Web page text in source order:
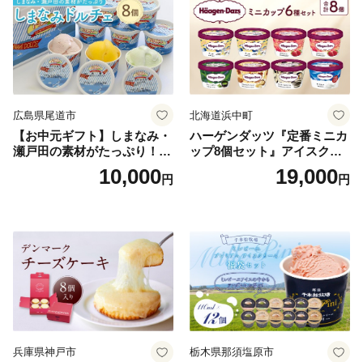
広島県尾道市
【お中元ギフト】しまなみ・
瀬戸田の素材がたっぷり！ジ
10,000円
北海道浜中町
ハーゲンダッツ『定番ミニカ
ップ8個セット』アイスクリ
ーム アイス スイーツ デザー
19,000円
兵庫県神戸市 栃木県那須塩原市